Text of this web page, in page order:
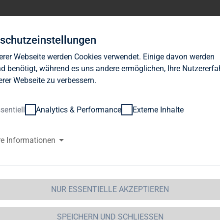
Investor Relations
Immobilien AG begibt
Immobilien AG / Kapitalmaßnahme15.04.2010
§ 15 WpHG, übermitteltdurch die DGAP - ein
ist der Emittent
Webseite werden Cookies verwendet. Einige davon werden
benötigt, während es uns andere ermöglichen, Ihre
Webseite zu verbessern.
Analytics & Performance Externe Inhalte
Informationen
NUR ESSENTIELLE AKZEPTIEREN
SPEICHERN UND SCHLIESSEN